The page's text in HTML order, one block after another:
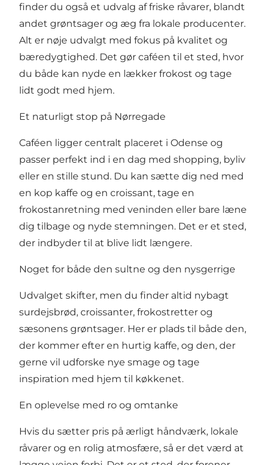
finder du også et udvalg af friske råvarer, blandt
andet grøntsager og æg fra lokale producenter.
Alt er nøje udvalgt med fokus på kvalitet og
bæredygtighed. Det gør caféen til et sted, hvor
du både kan nyde en lækker frokost og tage
lidt godt med hjem.
Et naturligt stop på Nørregade
Caféen ligger centralt placeret i Odense og
passer perfekt ind i en dag med shopping, byliv
eller en stille stund. Du kan sætte dig ned med
en kop kaffe og en croissant, tage en
frokostanretning med veninden eller bare læne
dig tilbage og nyde stemningen. Det er et sted,
der indbyder til at blive lidt længere.
Noget for både den sultne og den nysgerrige
Udvalget skifter, men du finder altid nybagt
surdejsbrød, croissanter, frokostretter og
sæsonens grøntsager. Her er plads til både den,
der kommer efter en hurtig kaffe, og den, der
gerne vil udforske nye smage og tage
inspiration med hjem til køkkenet.
En oplevelse med ro og omtanke
Hvis du sætter pris på ærligt håndværk, lokale
råvarer og en rolig atmosfære, så er det værd at